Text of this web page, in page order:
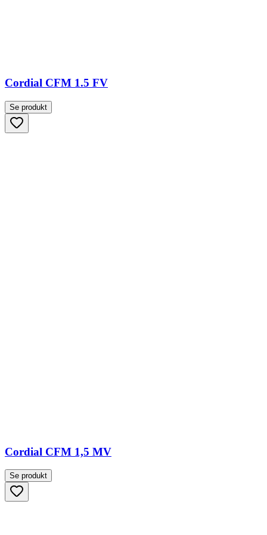
Cordial CFM 1.5 FV
Se produkt
Cordial CFM 1,5 MV
Se produkt